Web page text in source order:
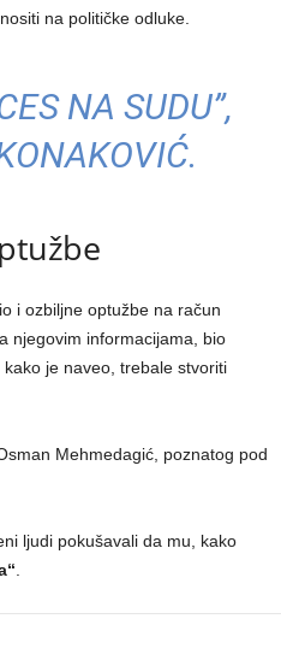
na političke odluke.
NA SUDU”,
i ozbiljne optužbe na račun
njegovim informacijama, bio
je naveo, trebale stvoriti
Mehmedagić, poznatog pod
ljudi pokušavali da mu, kako